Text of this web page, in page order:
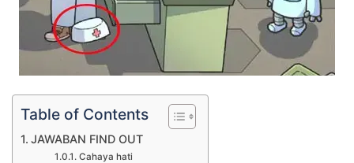
Table of Contents
JAWABAN FIND OUT
Cahaya hati